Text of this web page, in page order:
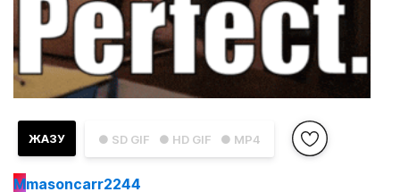
● SD GIF ● HD GIF ● MP4
ЖАЗУ
Mmasoncarr2244